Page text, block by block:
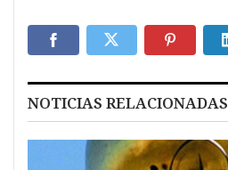
NOTICIAS RELACIONADAS